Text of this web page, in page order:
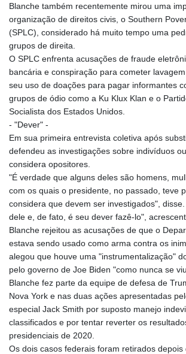
Blanche também recentemente mirou uma
organização de direitos civis, o Southern
(SPLC), considerado há muito tempo uma
grupos de direita.
O SPLC enfrenta acusações de fraude
bancária e conspiração para cometer
seu uso de doações para pagar informantes
grupos de ódio como a Ku Klux Klan e o
Socialista dos Estados Unidos.
- "Dever" -
Em sua primeira entrevista coletiva após
defendeu as investigações sobre indivíduos
considera opositores.
"É verdade que alguns deles são homens,
com os quais o presidente, no passado, teve
considera que devem ser investigados",
dele e, de fato, é seu dever fazê-lo",
Blanche rejeitou as acusações de que o
estava sendo usado como arma contra os
alegou que houve uma "instrumentalização"
pelo governo de Joe Biden "como nunca se
Blanche fez parte da equipe de defesa de
Nova York e nas duas ações apresentadas
especial Jack Smith por suposto manejo
classificados e por tentar reverter os
presidenciais de 2020.
Os dois casos federais foram retirados depois